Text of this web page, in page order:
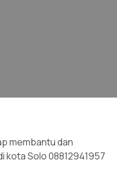
membantu dan
kota Solo 08812941957